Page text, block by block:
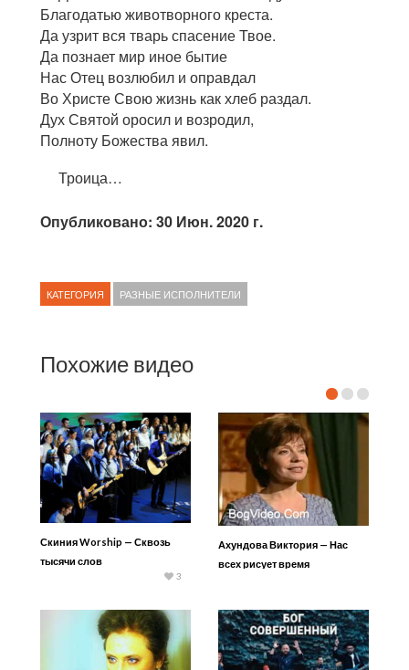
Благодатью животворного креста.
Да узрит вся тварь спасение Твое.
Да познает мир иное бытие
Нас Отец возлюбил и оправдал
Во Христе Свою жизнь как хлеб раздал.
Дух Святой оросил и возродил,
Полноту Божества явил.
Троица…
Опубликовано: 30 Июн. 2020 г.
КАТЕГОРИЯ РАЗНЫЕ ИСПОЛНИТЕЛИ
Похожие видео
Скиния Worship — Сквозь
тысячи слов
3
Ахундова Виктория — Нас
всех рисует время